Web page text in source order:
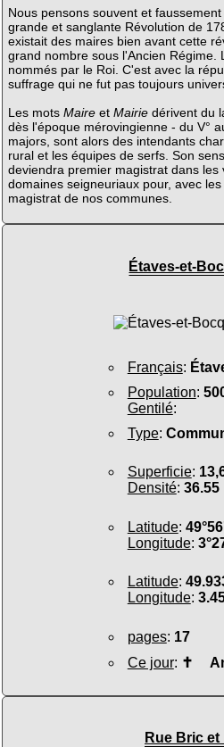
Nous pensons souvent et
grande et sanglante Révolution de
existait des maires bien avant cette
grand nombre sous l'Ancien Régime.
nommés par le Roi. C'est avec la
suffrage qui ne fut pas toujours
Les mots Maireet Mairiedérivent du
dès l'époque mérovingienne - du V°
majors, sont alors des intendants
rural et les équipes de serfs. Son
deviendra premier magistrat dans les
domaines seigneuriaux pour, avec
magistrat de nos communes.
Étaves-et-
Français:
Population:
Gentilé:
Type:
Superficie:
Densité: 36.55
Latitude:
Longitude:
Latitude:
Longitude:
pages: 17
Ce jour: ✝
Rue Bric et